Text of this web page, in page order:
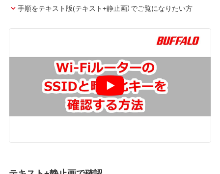
手順をテキスト版(テキスト+静止画）でご覧になりたい方